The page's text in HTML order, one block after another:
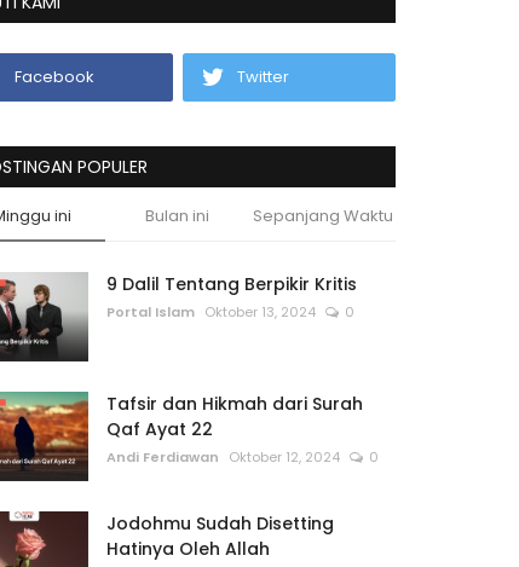
Facebook Twitter
POPULER
ini Bulan ini Sepanjang Waktu
9 Dalil Tentang Berpikir Kritis
Portal Islam Oktober 13, 2024 0
Tafsir dan Hikmah dari Surah
Qaf Ayat 22
Andi Ferdiawan Oktober 12, 2024 0
Jodohmu Sudah Disetting
Hatinya Oleh Allah